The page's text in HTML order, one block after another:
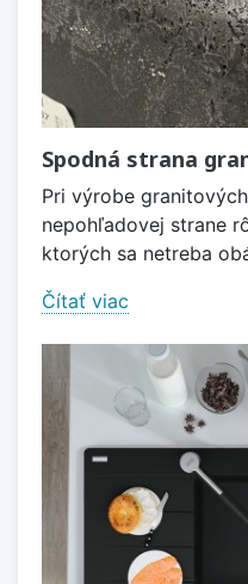
Spodná strana
Pri výrobe
nepohľadovej strane
ktorých sa netreba
Čítať viac